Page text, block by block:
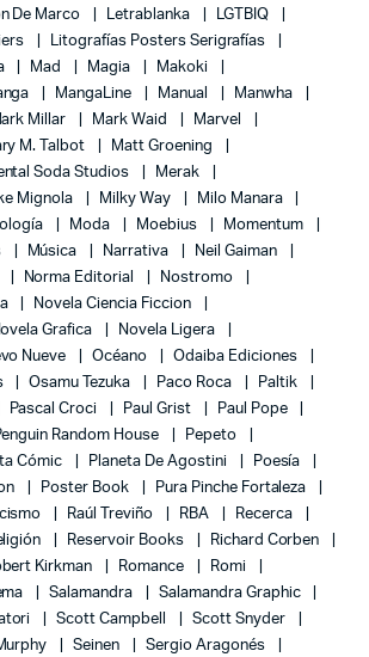
De Marco Letrablanka
LGTBIQ
Litografías Posters Serigrafías
Mad Magia
Makoki
MangaLine Manual
Manwha
Millar Mark Waid
Marvel
M. Talbot
Matt Groening
Soda Studios
Merak
Mignola Milky Way
Milo Manara
Moda Moebius
Momentum
Música Narrativa
Neil Gaiman
Norma Editorial
Nostromo
Novela Ciencia Ficcion
Grafica
Novela Ligera
Nueve Océano
Odaiba Ediciones
Osamu Tezuka Paco Roca
Paltik
Pascal Croci Paul Grist
Paul Pope
Random House
Pepeto
Cómic Planeta De Agostini
Poesía
Poster Book
Pura Pinche Fortaleza
Raúl Treviño RBA
Recerca
Reservoir Books
Richard Corben
Kirkman Romance
Romi
Salamandra
Salamandra Graphic
Scott Campbell
Scott Snyder
Seinen
Sergio Aragonés